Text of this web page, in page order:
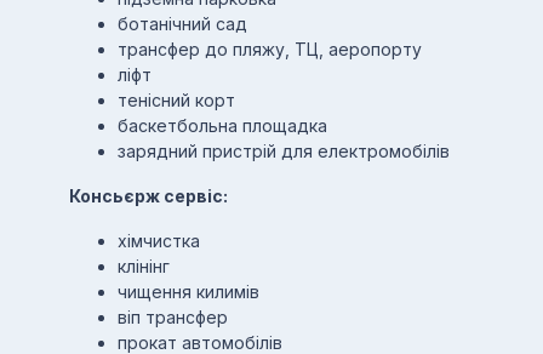
ботанічний сад
трансфер до пляжу, ТЦ, аеропорту
ліфт
тенісний корт
баскетбольна площадка
зарядний пристрій для електромобілів
Консьєрж сервіс:
хімчистка
клінінг
чищення килимів
віп трансфер
прокат автомобілів